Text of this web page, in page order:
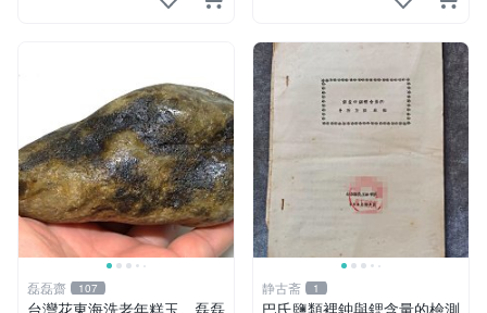
磊磊齋 107 静古斋 1